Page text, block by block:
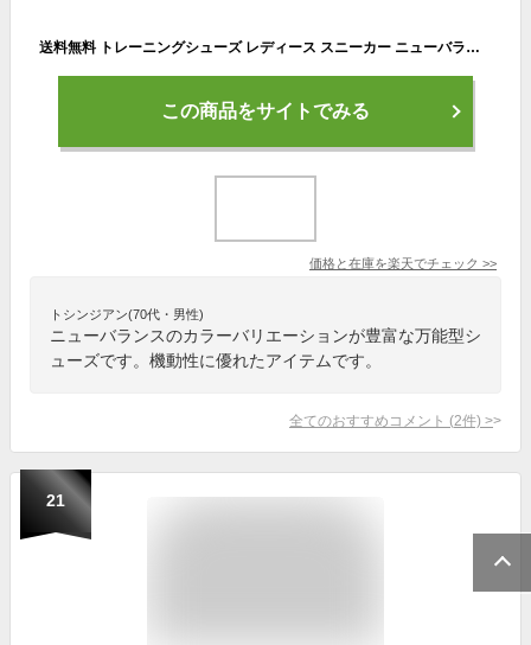
送料無料 トレーニングシューズ レディース スニーカー ニューバランス Newbalance NB NERGIZE SPORT W (ナージャイズ リュクス)/スリッポン ローカット 女性 D幅 スタジオ ジム フィットネス スポーツシューズ 普段履き くつ/WNRGS-
この商品をサイトでみる
価格と在庫を楽天でチェック >>
トシンジアン(70代・男性)
ニューバランスのカラーバリエーションが豊富な万能型シ
ューズです。機動性に優れたアイテムです。
全てのおすすめコメント (2件) >
21